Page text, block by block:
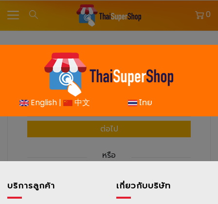
0
สมัครสมาชิก
ต่อไป
หรือ
ดำเนินการต่อด้วย Facebook
English | 中文 ไทย
บริการลูกค้า เกี่ยวกับบริษัท